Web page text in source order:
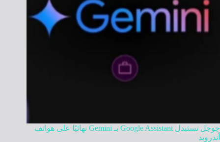
جوجل تستبدل Google Assistant بـ Gemini نهائيًا على هواتف
أندرويد